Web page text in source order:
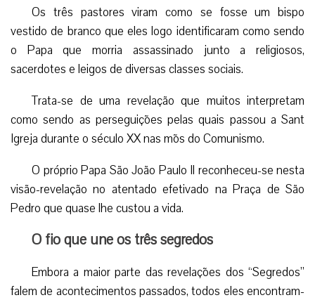
Os três pastores viram como se fosse um bispo
vestido de branco que eles logo identificaram como sendo
o Papa que morria assassinado junto a religiosos,
sacerdotes e leigos de diversas classes sociais.
Trata-se de uma revelação que muitos interpretam
como sendo as perseguições pelas quais passou a Sant
Igreja durante o século XX nas mõs do Comunismo.
O próprio Papa São João Paulo Il reconheceu-se nesta
visão-revelação no atentado efetivado na Praça de São
Pedro que quase lhe custou a vida.
O fio que une os três segredos
Embora a maior parte das revelações dos “Segredos”
falem de acontecimentos passados, todos eles encontram-